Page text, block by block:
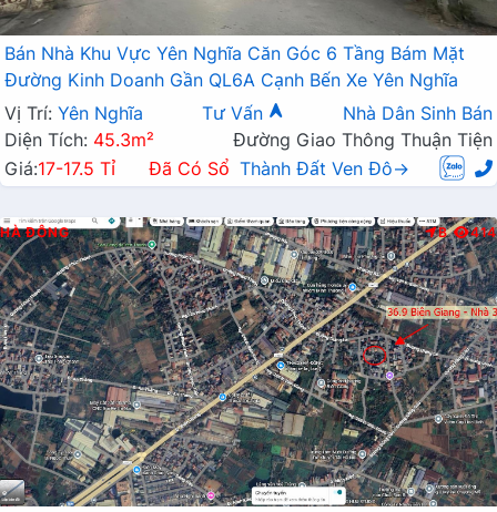
Bán Nhà Khu Vực Yên Nghĩa Căn Góc 6 Tầng Bám Mặt
Đường Kinh Doanh Gần QL6A Cạnh Bến Xe Yên Nghĩa
Vị Trí: Yên Nghĩa Tư Vấn
Nhà Dân Sinh Bán
Diện Tích: 45.3m²
Đường Giao Thông Thuận Tiện
Giá:17-17.5 Tỉ Đã Có Sổ Thành Đất Ven Đô→
HÀ ĐÔNG B 414